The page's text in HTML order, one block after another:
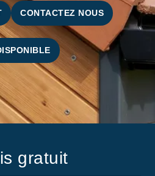
CONTACTEZ NOUS
gratuit